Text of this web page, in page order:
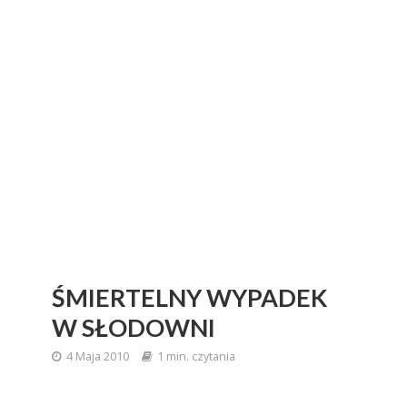
ŚMIERTELNY WYPADEK
W SŁODOWNI
4 Maja 2010 1 min. czytania